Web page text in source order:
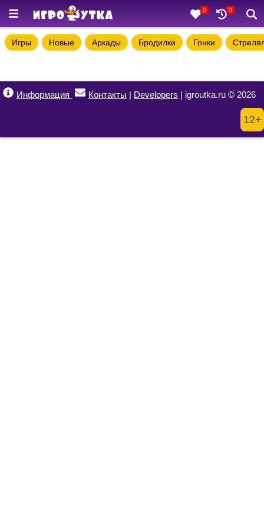
0 0
Игры Новые Аркады Бродилки Гонки
Информация Контакты | Developers | igroutka.ru © 2026
12+